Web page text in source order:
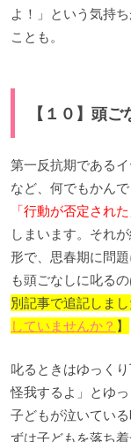
よ！」という気持
ことも。
【１０】頭
第一反抗期である
など、何でもかん
「行動が否定され
しまいます。それ
形で、思春期に問
も頭ごなしに叱る
別記事で追記しま
していませんか？ 】
叱るときはゆっく
怪我するよ」とゆ
子どもが泣いてい
ずは子どもを落ち